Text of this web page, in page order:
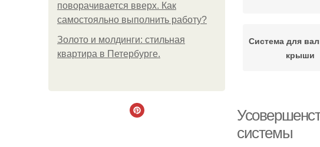
поворачивается вверх. Как
самостояльно выполнить работу?
Золото и молдинги: стильная
квартира в Петербурге.
Система для
крыши
системы